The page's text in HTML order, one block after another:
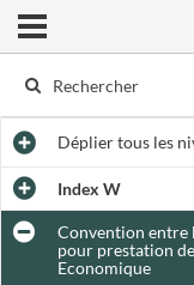
Ouvrir le menu
Dépliertous les
Index W
Convention entre
pour prestation
Economique